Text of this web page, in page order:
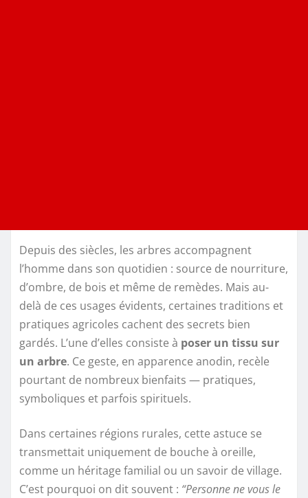
Depuis des siècles, les arbres accompagnent
l’homme dans son quotidien : source de nourriture,
d’ombre, de bois et même de remèdes. Mais au-
delà de ces usages évidents, certaines traditions et
pratiques agricoles cachent des secrets bien
gardés. L’une d’elles consiste à poser un tissu sur
un arbre. Ce geste, en apparence anodin, recèle
pourtant de nombreux bienfaits — pratiques,
symboliques et parfois spirituels.
Dans certaines régions rurales, cette astuce se
transmettait uniquement de bouche à oreille,
comme un héritage familial ou un savoir de village.
C’est pourquoi on dit souvent : “Personne ne vous le